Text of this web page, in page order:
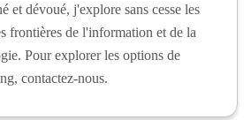
et dévoué, j'explore sans cesse les
frontières de l'information et de la
Pour explorer les options de
contactez-nous.